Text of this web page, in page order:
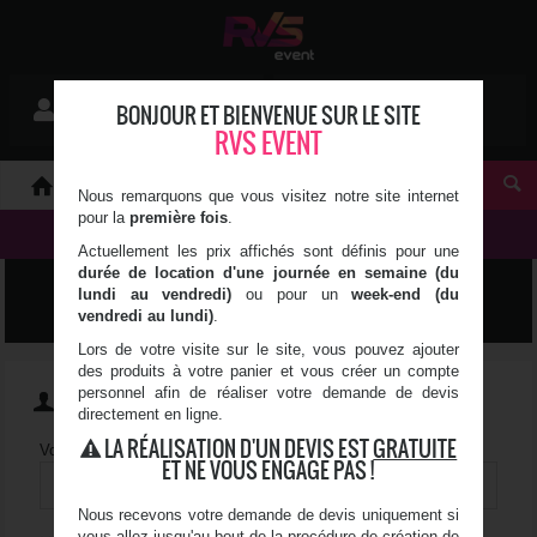
Se connecter
0 article(s)
IDENTIFICATION
JE POSSÈDE UN COMPTE
Votre adresse e-mail*:
BONJOUR ET BIENVENUE SUR LE SITE
RVS EVENT
Nous remarquons que vous visitez notre site internet
pour la première fois.
Actuellement les prix affichés sont définis pour une
durée de location d'une journée en semaine (du
lundi au vendredi) ou pour unweek-end (du
vendredi au lundi).
Lors de votre visite sur le site, vous pouvez ajouter
des produits à votre panier et vous créer un compte
personnel afin de réaliser votre demande de devis
directement en ligne.
LA RÉALISATION D'UN DEVIS ESTGRATUITE
ET NE VOUS ENGAGE PAS !
Nous recevons votre demande de devis uniquement si